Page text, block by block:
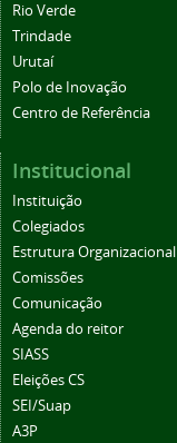
Rio Verde
Trindade
Urutaí
Polo de Inovação
Centro de Referência
Institucional
Instituição
Colegiados
Estrutura Organizacional
Comissões
Comunicação
Agenda do reitor
SIASS
Eleições CS
SEI/Suap
A3P